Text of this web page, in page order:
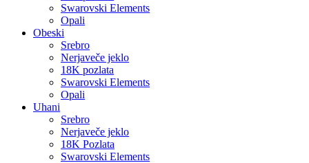
Swarovski Elements
Opali
Obeski
Srebro
Nerjaveče jeklo
18K pozlata
Swarovski Elements
Opali
Uhani
Srebro
Nerjaveče jeklo
18K Pozlata
Swarovski Elements